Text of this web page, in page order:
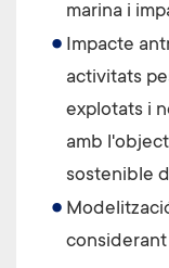
marina i
Impacte
activitats
explotats i
amb
sostenible